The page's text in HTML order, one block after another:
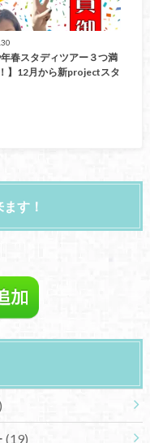
年春スタディツアー３つ満
】12月から新projectスタ
す！
(19)